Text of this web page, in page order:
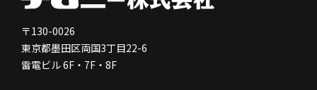
免責事項
株価情報
人を知る
はたらく環境
FC加盟店お問合せ
〒130-0026
東京都墨田区両国3丁目22-6
雷電ビル 6F・7F・8F